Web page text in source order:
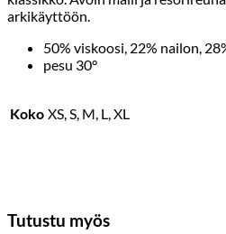
arkikäyttöön.
50% viskoosi, 22% nailon,
pesu 30°
Koko XS, S, M, L, XL
Tutustu myös